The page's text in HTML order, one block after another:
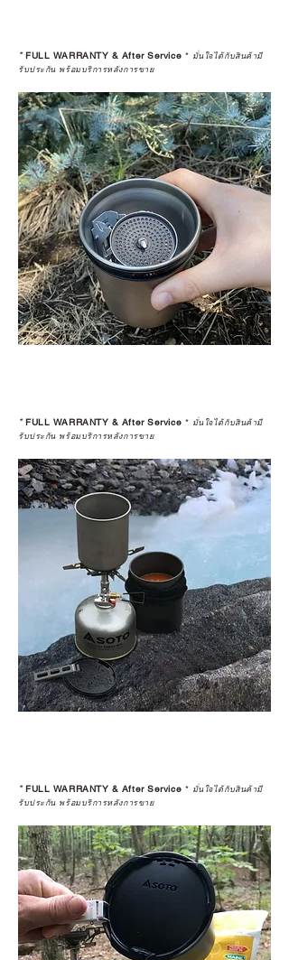
*FULL WARRANTY & After Service * มั่นใจได้กับสินค้ามี
รับประกัน พร้อมบริการหลังการขาย
*FULL WARRANTY & After Service * มั่นใจได้กับสินค้ามี
รับประกัน พร้อมบริการหลังการขาย
*FULL WARRANTY & After Service * มั่นใจได้กับสินค้ามี
รับประกัน พร้อมบริการหลังการขาย